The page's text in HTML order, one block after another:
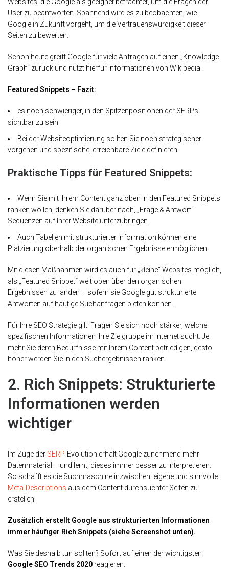
User zu beantworten. Spannend wird es zu beobachten, wie
Google in Zukunft vorgeht, um die Vertrauenswürdigkeit dieser
Seiten zu bewerten.
Schon heute greift Google für viele Anfragen auf einen „Knowledge
Graph“ zurück und nutzt hierfür Informationen von Wikipedia.
Featured Snippets – Fazit:
es noch schwieriger, in den Spitzenpositionen der SERPs
sichtbar zu sein
Bei der Websiteoptimierung sollten Sie noch strategischer
vorgehen und spezifische, erreichbare Ziele definieren
Praktische Tipps für Featured Snippets:
Wenn Sie mit Ihrem Content ganz oben in den Featured Snippets
ranken wollen, denken Sie darüber nach, „Frage & Antwort“-
Sequenzen auf Ihrer Website unterzubringen.
Auch Tabellen mit strukturierter Information können eine
Platzierung oberhalb der organischen Ergebnisse ermöglichen.
Mit diesen Maßnahmen wird es auch für „kleine“ Websites möglich,
als „Featured Snippet“ weit oben über den organischen
Ergebnissen zu landen – sofern sie Google gut strukturierte
Antworten auf häufige Suchanfragen bieten können.
Für Ihre SEO Strategie gilt: Fragen Sie sich noch stärker, welche
spezifischen Informationen Ihre Zielgruppe im Internet sucht. Je
mehr Sie deren Bedürfnisse mit Ihrem Content befriedigen, desto
höher werden Sie in den Suchergebnissen ranken.
2. Rich Snippets: Strukturierte
Informationen werden
wichtiger
Im Zuge der SERP-Evolution erhält Google zunehmend mehr
Datenmaterial – und lernt, dieses immer besser zu interpretieren.
So schafft es die Suchmaschine inzwischen, eigene und sinnvolle
Meta-Descriptions aus dem Content durchsuchter Seiten zu
erstellen.
Zusätzlich erstellt Google aus strukturierten Informationen
immer häufiger Rich Snippets (siehe Screenshot unten).
Was Sie deshalb tun sollten? Sofort auf einen der wichtigsten
Google SEO Trends 2020 reagieren.